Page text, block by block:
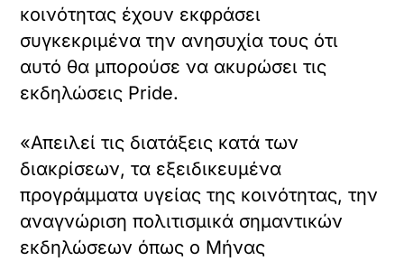
κοινότητας έχουν εκφράσει
συγκεκριμένα την ανησυχία τους ότι
αυτό θα μπορούσε να ακυρώσει τις
εκδηλώσεις Pride.
«Απειλεί τις διατάξεις κατά των
διακρίσεων, τα εξειδικευμένα
προγράμματα υγείας της κοινότητας, την
αναγνώριση πολιτισμικά σημαντικών
εκδηλώσεων όπως ο Μήνας